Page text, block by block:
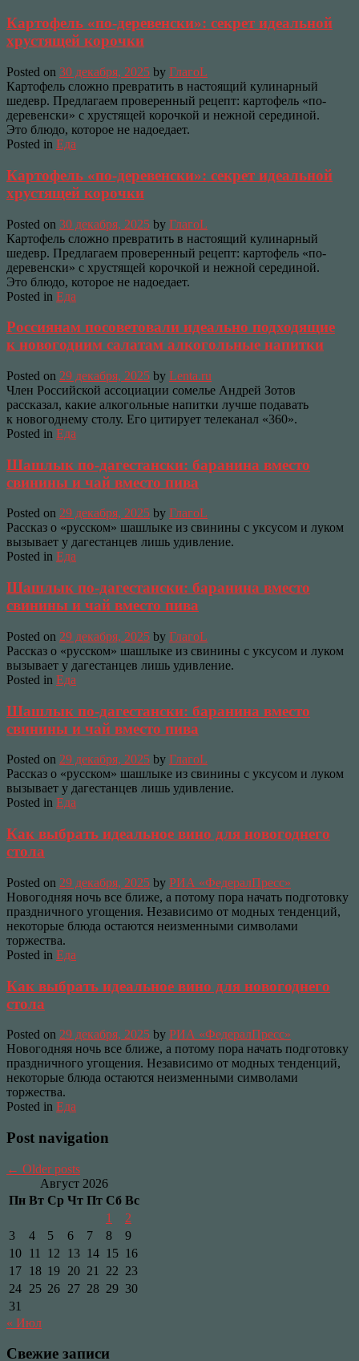
Картофель «по-деревенски»: секрет идеальной
хрустящей корочки
Posted on 30 декабря, 2025 by ГлагоL
Картофель сложно превратить в настоящий кулинарный
шедевр. Предлагаем проверенный рецепт: картофель «по-
деревенски» с хрустящей корочкой и нежной серединой.
Это блюдо, которое не надоедает.
Posted in Еда
Картофель «по-деревенски»: секрет идеальной
хрустящей корочки
Posted on 30 декабря, 2025 by ГлагоL
Картофель сложно превратить в настоящий кулинарный
шедевр. Предлагаем проверенный рецепт: картофель «по-
деревенски» с хрустящей корочкой и нежной серединой.
Это блюдо, которое не надоедает.
Posted in Еда
Россиянам посоветовали идеально подходящие
к новогодним салатам алкогольные напитки
Posted on 29 декабря, 2025 by Lenta.ru
Член Российской ассоциации сомелье Андрей Зотов
рассказал, какие алкогольные напитки лучше подавать
к новогоднему столу. Его цитирует телеканал «360».
Posted in Еда
Шашлык по-дагестански: баранина вместо
свинины и чай вместо пива
Posted on 29 декабря, 2025 by ГлагоL
Рассказ о «русском» шашлыке из свинины с уксусом и луком
вызывает у дагестанцев лишь удивление.
Posted in Еда
Шашлык по-дагестански: баранина вместо
свинины и чай вместо пива
Posted on 29 декабря, 2025 by ГлагоL
Рассказ о «русском» шашлыке из свинины с уксусом и луком
вызывает у дагестанцев лишь удивление.
Posted in Еда
Шашлык по-дагестански: баранина вместо
свинины и чай вместо пива
Posted on 29 декабря, 2025 by ГлагоL
Рассказ о «русском» шашлыке из свинины с уксусом и луком
вызывает у дагестанцев лишь удивление.
Posted in Еда
Как выбрать идеальное вино для новогоднего
стола
Posted on 29 декабря, 2025 by РИА «ФедералПресс»
Новогодняя ночь все ближе, а потому пора начать подготовку
праздничного угощения. Независимо от модных тенденций,
некоторые блюда остаются неизменными символами
торжества.
Posted in Еда
Как выбрать идеальное вино для новогоднего
стола
Posted on 29 декабря, 2025 by РИА «ФедералПресс»
Новогодняя ночь все ближе, а потому пора начать подготовку
праздничного угощения. Независимо от модных тенденций,
некоторые блюда остаются неизменными символами
торжества.
Posted in Еда
Post navigation
← Older posts
Август 2026
Пн Вт Ср Чт Пт Сб Вс
1
2
3
4 5 6 7 8
9
10 11 12 13 14 15 16
17 18 19 20 21 22 23
24 25 26 27 28 29 30
31
« Июл
Свежие записи